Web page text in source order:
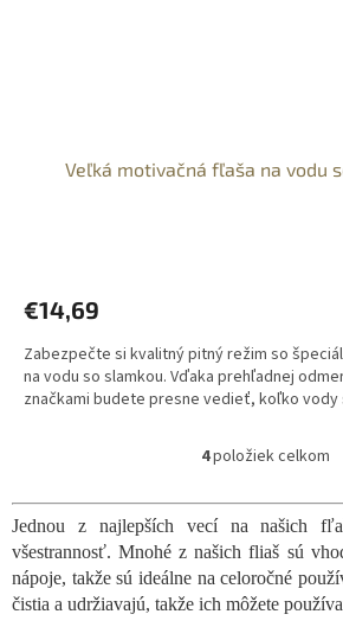
Veľká motivačná fľaša na vodu
€14,69
Zabezpečte si kvalitný pitný režim so
na vodu so slamkou. Vďaka prehľadnej
značkami budete presne vedieť, koľko vody
O
l
á
d
a
c
4položiek celkom
Jednou z najlepších vecí na našich
všestrannosť. Mnohé z našich fliaš sú
nápoje, takže sú ideálne na celoročné
čistia a udržiavajú, takže ich môžete